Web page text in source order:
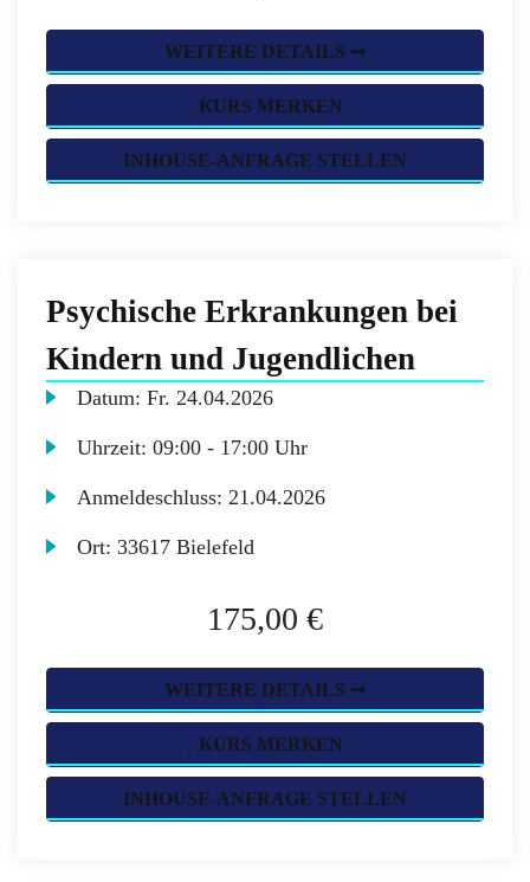
WEITERE DETAILS ➞
KURS MERKEN
INHOUSE-ANFRAGE STELLEN
Psychische Erkrankungen bei
Kindern und Jugendlichen
Datum:Fr. 24.04.2026
Uhrzeit:09:00 - 17:00 Uhr
Anmeldeschluss:21.04.2026
Ort:33617 Bielefeld
175,00 €
WEITERE DETAILS ➞
KURS MERKEN
INHOUSE-ANFRAGE STELLEN